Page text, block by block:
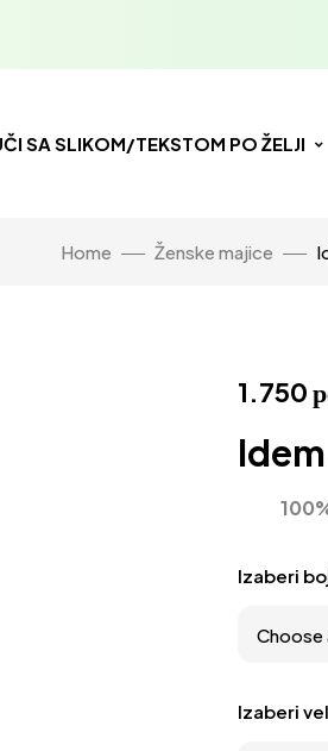
SA SLIKOM/TEKSTOM PO ŽELJI
Home Ženske majice
1.750
Idem
Izaberi
Izaberi